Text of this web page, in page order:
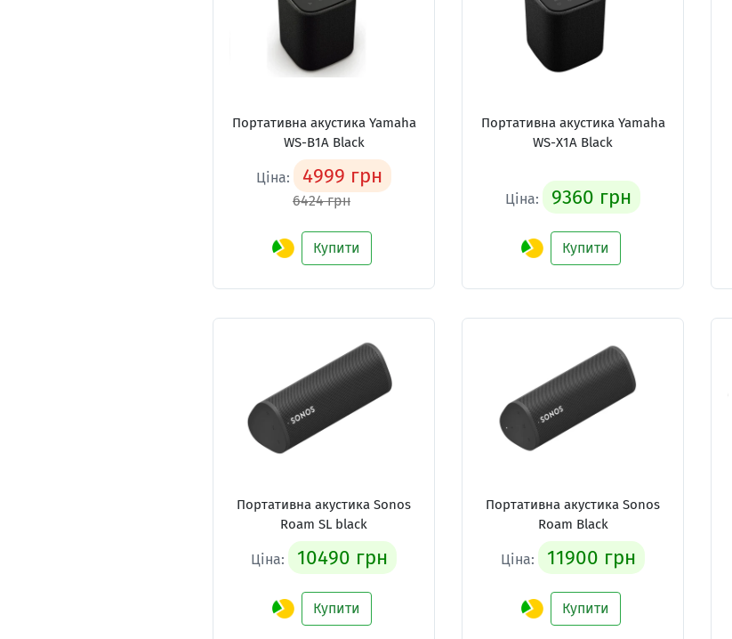
Портативна акустика Yamaha
WS-B1A Black
Ціна: 4999 грн
6424 грн
Купити
Портативна акустика Yamaha
WS-X1A Black
Ціна: 9360 грн
Купити
Портативна акустика Sonos
Roam SL black
Ціна: 10490 грн
Купити
Портативна акустика Sonos
Roam Black
Ціна: 11900 грн
Купити